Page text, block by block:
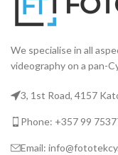
We specialise in all
videography on a pan-
3, 1st Road, 4157
Phone: +357 99
Email: